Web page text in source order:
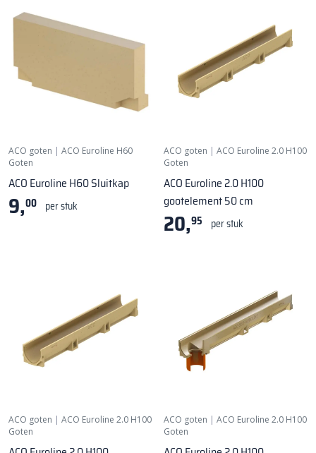
ACO goten | ACO Euroline H60
Goten
ACO Euroline H60 Sluitkap
9,00 per stuk
ACO goten | ACO Euroline 2.0 H100
Goten
ACO Euroline 2.0 H100
gootelement 50 cm
20,95 per stuk
ACO goten | ACO Euroline 2.0 H100
Goten
ACO goten | ACO Euroline 2.0 H100
Goten